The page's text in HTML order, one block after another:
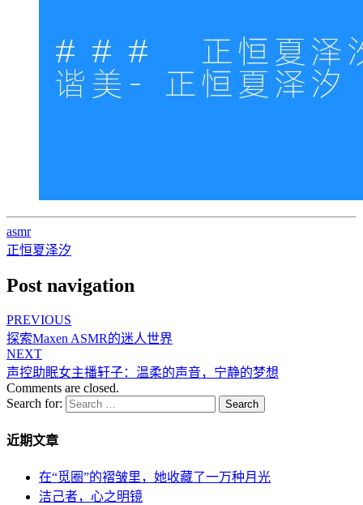
asmr
正恒夏泽汐
Post navigation
PREVIOUS
探索Maxen ASMR的迷人世界
NEXT
声控助眠女主播轩子：温柔的声音，宁静的梦想
Comments are closed.
Search for:
Search
近期文章
在“觅圈”的褶皱里，她收藏了一万种月光
洁己者，心之明镜